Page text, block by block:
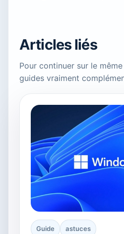
Articles liés
Pour continuer sur le
guides vraiment
Guide astuces